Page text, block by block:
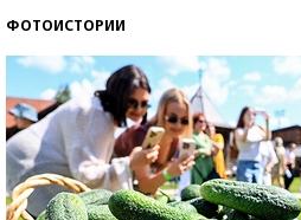
ФОТОИСТОРИИ